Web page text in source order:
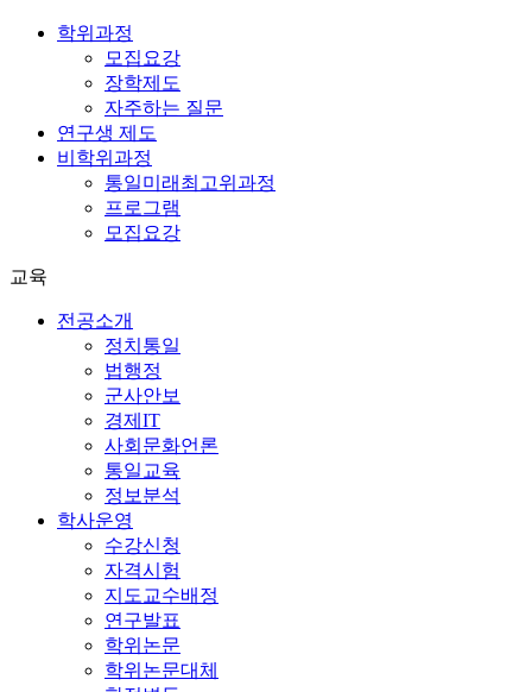
학위과정
모집요강
장학제도
자주하는 질문
연구생 제도
비학위과정
통일미래최고위과정
프로그램
모집요강
교육
전공소개
정치통일
법행정
군사안보
경제IT
사회문화언론
통일교육
정보분석
학사운영
수강신청
자격시험
지도교수배정
연구발표
학위논문
학위논문대체